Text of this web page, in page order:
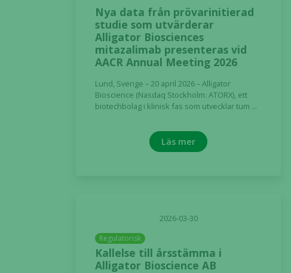
Nya data från prövarinitierad
studie som utvärderar
Alligator Biosciences
mitazalimab presenteras vid
AACR Annual Meeting 2026
Lund, Sverige – 20 april 2026 – Alligator
Bioscience (Nasdaq Stockholm: ATORX), ett
biotechbolag i klinisk fas som utvecklar tum ...
Läs mer
2026-03-30
Regulatorisk
Kallelse till årsstämma i
Alligator Bioscience AB